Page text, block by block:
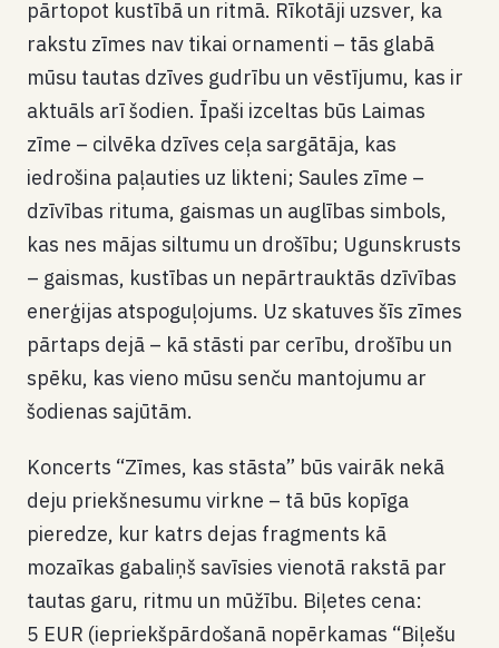
pārtopot kustībā un ritmā. Rīkotāji uzsver, ka
rakstu zīmes nav tikai ornamenti – tās glabā
mūsu tautas dzīves gudrību un vēstījumu, kas ir
aktuāls arī šodien. Īpaši izceltas būs Laimas
zīme – cilvēka dzīves ceļa sargātāja, kas
iedrošina paļauties uz likteni; Saules zīme –
dzīvības rituma, gaismas un auglības simbols,
kas nes mājas siltumu un drošību; Ugunskrusts
– gaismas, kustības un nepārtrauktās dzīvības
enerģijas atspoguļojums. Uz skatuves šīs zīmes
pārtaps dejā – kā stāsti par cerību, drošību un
spēku, kas vieno mūsu senču mantojumu ar
šodienas sajūtām.
Koncerts “Zīmes, kas stāsta” būs vairāk nekā
deju priekšnesumu virkne – tā būs kopīga
pieredze, kur katrs dejas fragments kā
mozaīkas gabaliņš savīsies vienotā rakstā par
tautas garu, ritmu un mūžību. Biļetes cena:
5 EUR (iepriekšpārdošanā nopērkamas “Biļešu